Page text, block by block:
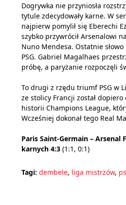
Dogrywka nie przyniosła
tytule zdecydowały karne. W
najpierw pomylił się Eberechi
szybko przywrócił Arsenalowi
Nuno Mendesa. Ostatnie
PSG. Gabriel Magalhaes
próbę, a paryżanie rozpoczęli
To drugi z rzędu triumf PSG w
ze stolicy Francji został
historii Champions League,
Wcześniej dokonał tego Real
Paris Saint-Germain – Arsenal
karnych 4:3 (1:1, 0:1)
Tagi: dembele, liga mistrzów,